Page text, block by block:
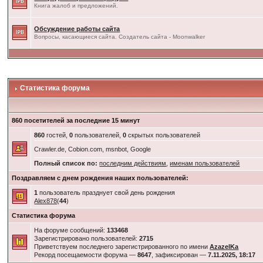
Книга жалоб и предложений.
Обсуждение работы сайта
Вопросы, касающиеся сайта. Создатель сайта - Moonwalker
Статистика форума
860 посетителей за последние 15 минут
860 гостей,0 пользователей,0 скрытых пользователей
Crawler.de, Cobion.com, msnbot, Google
Полный список по: последним действиям ,именам пользователей
Поздравляем с днем рождения наших пользователей:
1 пользователь празднует свой день рождения
Alex878(44)
Статистика форума
На форуме сообщений:133468
Зарегистрировано пользователей:2715
Приветствуем последнего зарегистрированного по имениAzazelKa
Рекорд посещаемости форума —8647 , зафиксирован —7.11.2025, 18:17